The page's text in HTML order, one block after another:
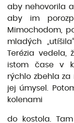
aby nehovorila
aby im
Mimochodom,
mladých
Terézia
istom čase v
rýchlo zbehla
jej úmysel.
kolenami
do kostola.